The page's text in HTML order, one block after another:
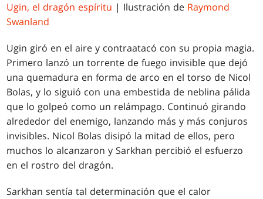
Ugin, el dragón espíritu | Ilustración de Raymond
Swanland
Ugin giró en el aire y contraatacó con su propia magia.
Primero lanzó un torrente de fuego invisible que dejó
una quemadura en forma de arco en el torso de Nicol
Bolas, y lo siguió con una embestida de neblina pálida
que lo golpeó como un relámpago. Continuó girando
alrededor del enemigo, lanzando más y más conjuros
invisibles. Nicol Bolas disipó la mitad de ellos, pero
muchos lo alcanzaron y Sarkhan percibió el esfuerzo
en el rostro del dragón.
Sarkhan sentía tal determinación que el calor